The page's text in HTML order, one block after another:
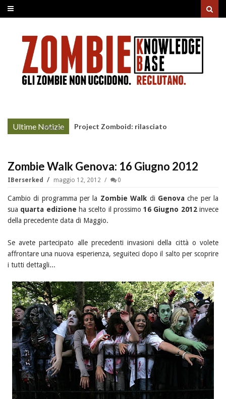
Ultime Notizie
More »
Project Zomboid: rilasciato
Zombie Walk Genova: 16 Giugno 2012
IBerserked maggio 12, 2012 0
Cambio di programma per la Zombie Walk di Genovache per la
sua quarta edizione ha scelto il prossimo16 Giugno 2012invece
della precedente data di Maggio.
Se avete partecipato alle precedenti invasioni della città o volete
affrontare una nuova esperienza, seguiteci dopo il salto per scoprire
i tutti dettagli...